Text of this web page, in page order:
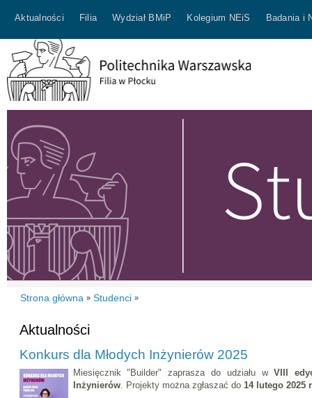
Aktualności Filia Wydział BMiP Kolegium NEiS Badania i
Strona główna » Studenci »
Aktualności
Konkurs dla Młodych Inżynierów 2025
Miesięcznik "Builder" zaprasza do udziału wVIII
Inżynierów. Projekty można zgłaszać do 14 lutego 2025